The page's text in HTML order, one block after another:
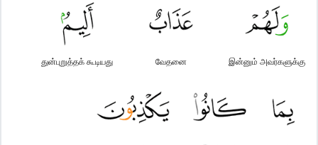
இன்னும் அவர்களுக்கு
வேதனை
துன்புறுத்தக் கூடியது